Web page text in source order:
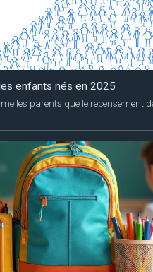
enfants nés en 2025
les parents que le recensement